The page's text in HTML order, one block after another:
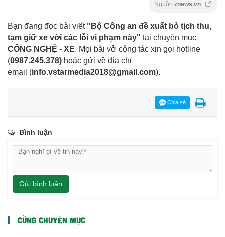
Nguồn znews.vn
Bạn đang đọc bài viết "Bộ Công an đề xuất bỏ tịch thu,
tạm giữ xe với các lỗi vi phạm này" tại chuyên mục
CÔNG NGHỆ - XE. Mọi bài vở cộng tác xin gọi hotline
(0987.245.378) hoặc gửi về địa chỉ
email (info.vstarmedia2018@gmail.com).
Chia sẻ
Bình luận
Gửi bình luận
CÙNG CHUYÊN MỤC